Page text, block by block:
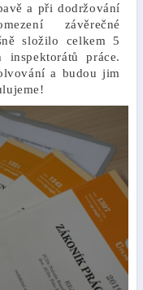
a při dodržování
závěrečné
složilo celkem 5
práce.
a budou jim